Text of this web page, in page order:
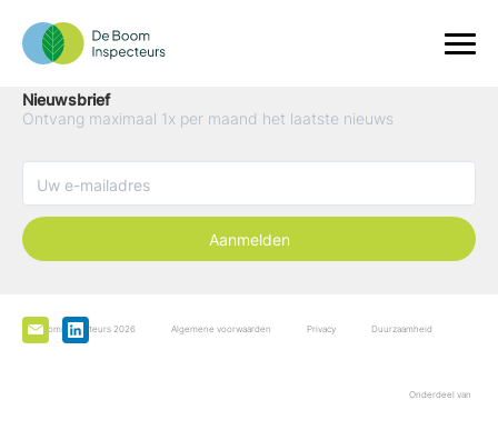
Nieuwsbrief
Ontvang maximaal 1x per maand het laatste nieuws
Aanmelden
De Boominspecteurs 2026 Algemene voorwaarden Privacy Duurzaamheid
Onderdeel van